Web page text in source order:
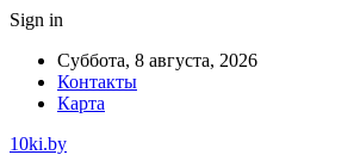
Sign in
Суббота, 8 августа, 2026
Контакты
Карта
10ki.by